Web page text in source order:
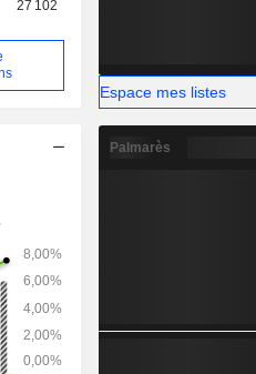
27 102
Espace mes listes
Palmarès